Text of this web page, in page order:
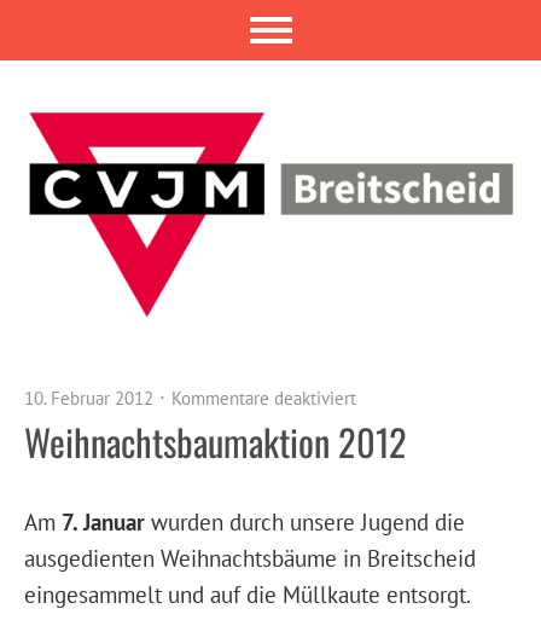
10. Februar 2012 Kommentare deaktiviert
Weihnachtsbaumaktion 2012
Am 7. Januar wurden durch unsere Jugend die
ausgedienten Weihnachtsbäume in Breitscheid
eingesammelt und auf die Müllkaute entsorgt.